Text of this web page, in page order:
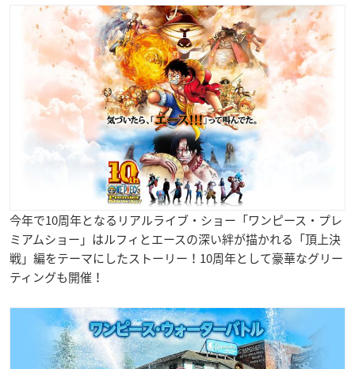
今年で10周年となるリアルライブ・ショー「ワンピース・プレ
ミアムショー」はルフィとエースの深い絆が描かれる「頂上決
戦」編をテーマにしたストーリー！10周年として豪華なグリー
ティングも開催！